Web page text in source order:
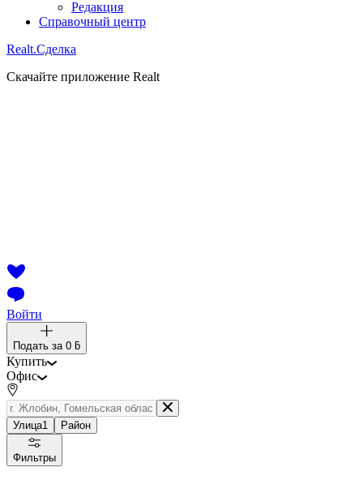
Редакция
Справочный центр
Realt.Сделка
Скачайте приложение Realt
Войти
Подать за 0 ƃ
Купить
Офис
Улица1 Район
Фильтры